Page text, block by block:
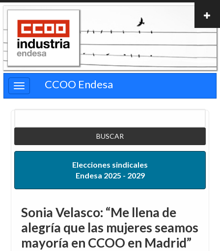
Pasar
contenido
principal
CCOO Endesa
Elecciones sindicales
Endesa 2025 - 2029
Sonia Velasco: “Me llena de
alegría que las mujeres seamos
mayoría en CCOO en Madrid”